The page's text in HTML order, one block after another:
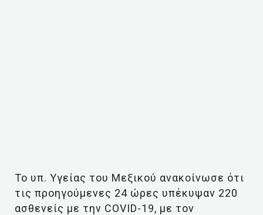
Το υπ. Υγείας του Μεξικού ανακοίνωσε ότι
τις προηγούμενες 24 ώρες υπέκυψαν 220
ασθενείς με την COVID-19, με τον